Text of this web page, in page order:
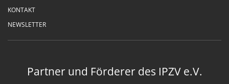
KONTAKT
NEWSLETTER
Partner und Förderer des IPZV e.V.